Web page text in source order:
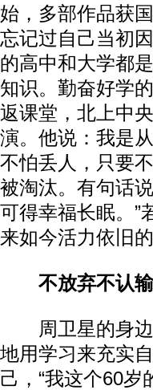
始，多部作品获
忘记过自己当初
的高中和大学都
知识。勤奋好学
返课堂，北上中
演。他说：我是
不怕丢人，只要
被淘汰。有句话
可得幸福长眠。”
来如今活力依旧的
不放弃不认
周卫星的身边
地用学习来充实
己，“我这个60岁